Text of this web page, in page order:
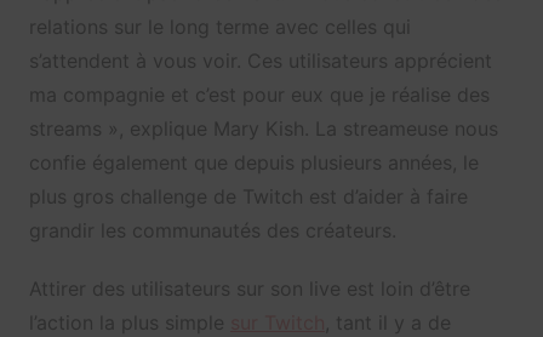
relations sur le long terme avec celles qui
s’attendent à vous voir. Ces utilisateurs apprécient
ma compagnie et c’est pour eux que je réalise des
streams », explique Mary Kish. La streameuse nous
confie également que depuis plusieurs années, le
plus gros challenge de Twitch est d’aider à faire
grandir les communautés des créateurs.
Attirer des utilisateurs sur son live est loin d’être
l’action la plus simple
, tant il y a de